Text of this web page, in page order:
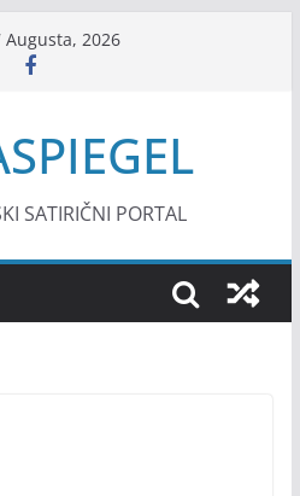
Augusta, 2026
SATIRIČNI PORTAL